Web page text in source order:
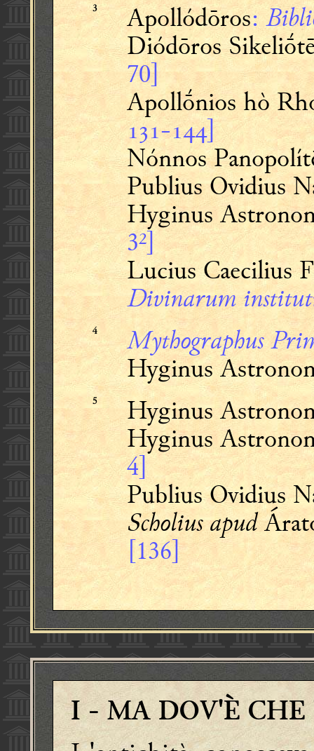
3 Apollódōros:
Diódōros
70]
Apollṓnios hò
-]
Nónnos
Publius Ovidius
Hyginus
3²]
Lucius Caecilius
Divinarum
4
Mythographus
Hyginus
5
Hyginus
Hyginus
4]
Publius Ovidius
Scholius apud
[136]
I- MA DOV'È CHE